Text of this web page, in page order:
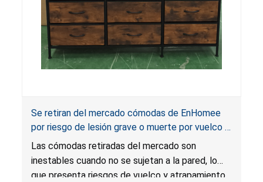
Se retiran del mercado cómodas de EnHomee
por riesgo de lesión grave o muerte por vuelco y
atrapamiento; infringen la norma obligatoria para
muebles para guardar ropa; vendidas por
EnHomee Direct
Las cómodas retiradas del mercado son
inestables cuando no se sujetan a la pared, lo
que presenta riesgos de vuelco y atrapamiento